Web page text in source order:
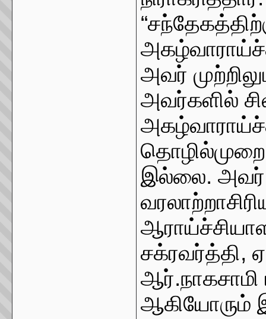
அவர்
அவர்களில்
தொழில்முறை
இல்லை. அவர்
சக்ரவர்த்தி,
ஆர்.நாகசாமி
ஆகியோரும்